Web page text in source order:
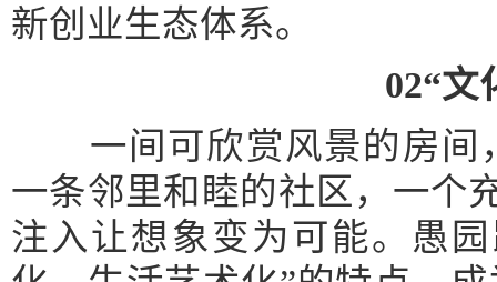
新创业生态体系。
02“文
一间可欣赏风景的房间
一条邻里和睦的社区，一个
注入让想象变为可能。愚